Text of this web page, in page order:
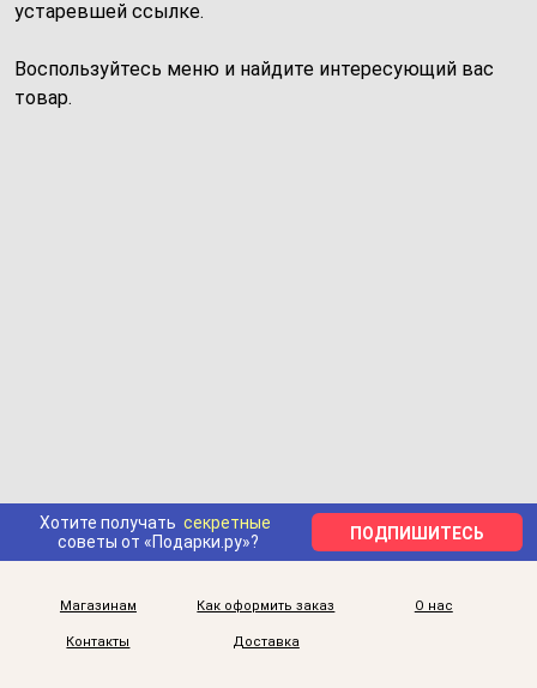
устаревшей ссылке.
Воспользуйтесь меню и найдите интересующий вас
товар.
Хотите получать секретные
советы от «Подарки.ру»?
ПОДПИШИТЕСЬ
Магазинам Как оформить заказ О нас
Контакты Доставка